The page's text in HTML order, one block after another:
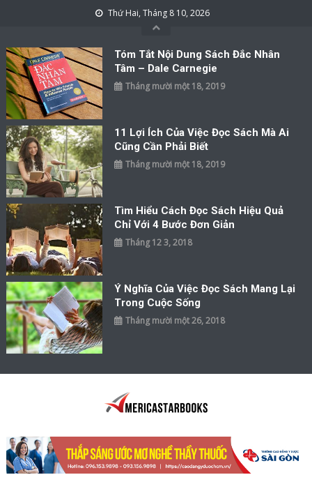
Thứ Hai, Tháng 8 10, 2026
Tóm Tắt Nội Dung Sách Đắc Nhân
Tâm – Dale Carnegie
Tháng mười một 18, 2019
11 Lợi Ích Của Việc Đọc Sách Mà Ai
Cũng Cần Phải Biết
Tháng mười một 18, 2019
Tìm Hiểu Cách Đọc Sách Hiệu Quả
Chỉ Với 4 Bước Đơn Giản
Tháng 12 3, 2018
Ý Nghĩa Của Việc Đọc Sách Mang Lại
Trong Cuộc Sống
Tháng mười một 26, 2018
America Star Books